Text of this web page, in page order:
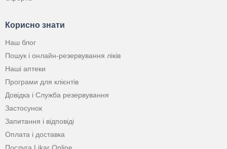
Корисно знати
Наш блог
Пошук і онлайн-резервування ліків
Наші аптеки
Програми для клієнтів
Довідка і Служба резервування
Застосунок
Запитання і відповіді
Оплата і доставка